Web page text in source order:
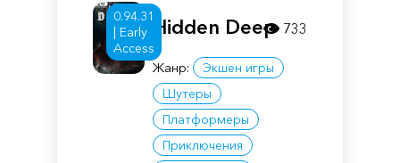
0.94.31
| Early
Access
Hidden Deep
Жанр:
Экшен игры
Шутеры
Платформеры
Приключения
733